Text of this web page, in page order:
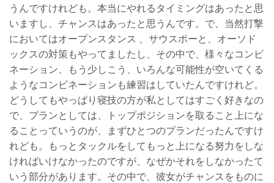
うんですけれども。本当にやれるタイミングはあったと思
いますし、チャンスはあったと思うんです。で、当然打撃
においてはオープンスタンス 、サウスポーと、オーソド
ックスの対策もやってましたし、その中で、様々なコンビ
ネーション、もう少しこう、いろんな可能性が空いてくる
ようなコンビネーションも練習はしていたんですけれど。
どうしてもやっぱり寝技の方が私としてはすごく好きなの
で、プランとしては、トップポジションを取ること上にな
ることっていうのが、まずひとつのプランだったんですけ
れども。もっとタックルをしてもっと上になる努力をしな
ければいけなかったのですが、なぜかそれをしなかったて
いう部分があります。その中で、彼女がチャンスをものに